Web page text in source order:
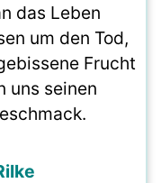
das Leben
um den Tod,
Frucht
uns seinen